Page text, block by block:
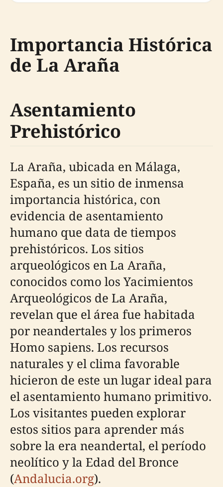
Importancia Histórica
de La Araña
Asentamiento
Prehistórico
La Araña, ubicada en Málaga,
España, es un sitio de inmensa
importancia histórica, con
evidencia de asentamiento
humano que data de tiempos
prehistóricos. Los sitios
arqueológicos en La Araña,
conocidos como los Yacimientos
Arqueológicos de La Araña,
revelan que el área fue habitada
por neandertales y los primeros
Homo sapiens. Los recursos
naturales y el clima favorable
hicieron de este un lugar ideal para
el asentamiento humano primitivo.
Los visitantes pueden explorar
estos sitios para aprender más
sobre la era neandertal, el período
neolítico y la Edad del Bronce
(Andalucia.org).